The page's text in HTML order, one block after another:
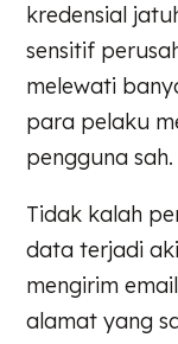
kredensial
sensitif
melewati
para pelaku
pengguna sah.
Tidak kalah
data terjadi
mengirim
alamat yang